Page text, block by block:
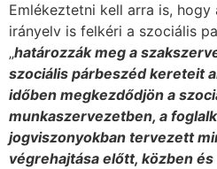
Emlékeztetni kell arra is, hogy
irányelv is felkéri a szociális
„határozzák meg a
szociális párbeszéd kereteit
időben megkezdődjön a
munkaszervezetben, a
jogviszonyokban tervezett
végrehajtása előtt, közben és